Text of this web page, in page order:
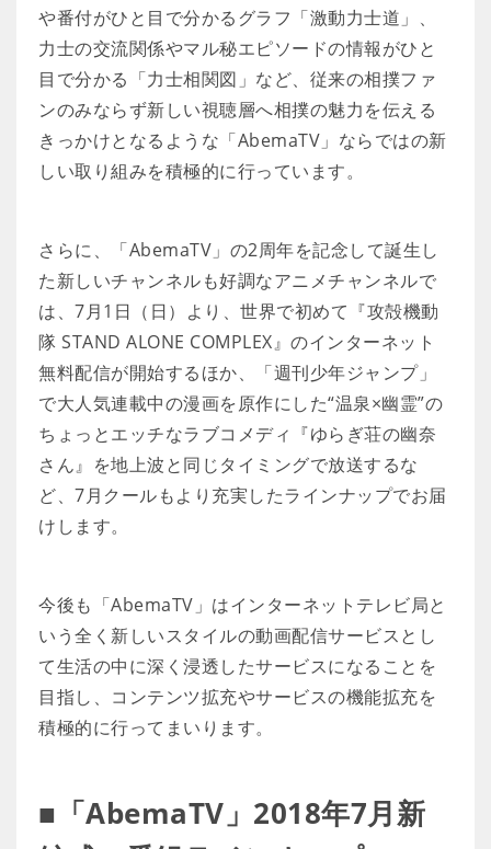
や番付がひと目で分かるグラフ「激動力士道」、
力士の交流関係やマル秘エピソードの情報がひと
目で分かる「力士相関図」など、従来の相撲ファ
ンのみならず新しい視聴層へ相撲の魅力を伝える
きっかけとなるような「AbemaTV」ならではの新
しい取り組みを積極的に行っています。
さらに、「AbemaTV」の2周年を記念して誕生し
た新しいチャンネルも好調なアニメチャンネルで
は、7月1日（日）より、世界で初めて『攻殻機動
隊 STAND ALONE COMPLEX』のインターネット
無料配信が開始するほか、「週刊少年ジャンプ」
で大人気連載中の漫画を原作にした“温泉×幽霊”の
ちょっとエッチなラブコメディ『ゆらぎ荘の幽奈
さん』を地上波と同じタイミングで放送するな
ど、7月クールもより充実したラインナップでお届
けします。
今後も「AbemaTV」はインターネットテレビ局と
いう全く新しいスタイルの動画配信サービスとし
て生活の中に深く浸透したサービスになることを
目指し、コンテンツ拡充やサービスの機能拡充を
積極的に行ってまいります。
■「AbemaTV」2018年7月新